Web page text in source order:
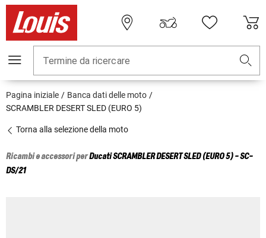
Termine da ricercare
Pagina iniziale
Banca dati delle moto
SCRAMBLER DESERT SLED (EURO 5)
Torna alla selezione della moto
Ricambi e accessori perDucatiSCRAMBLER DESERT SLED (EURO 5) - SC-
DS/21